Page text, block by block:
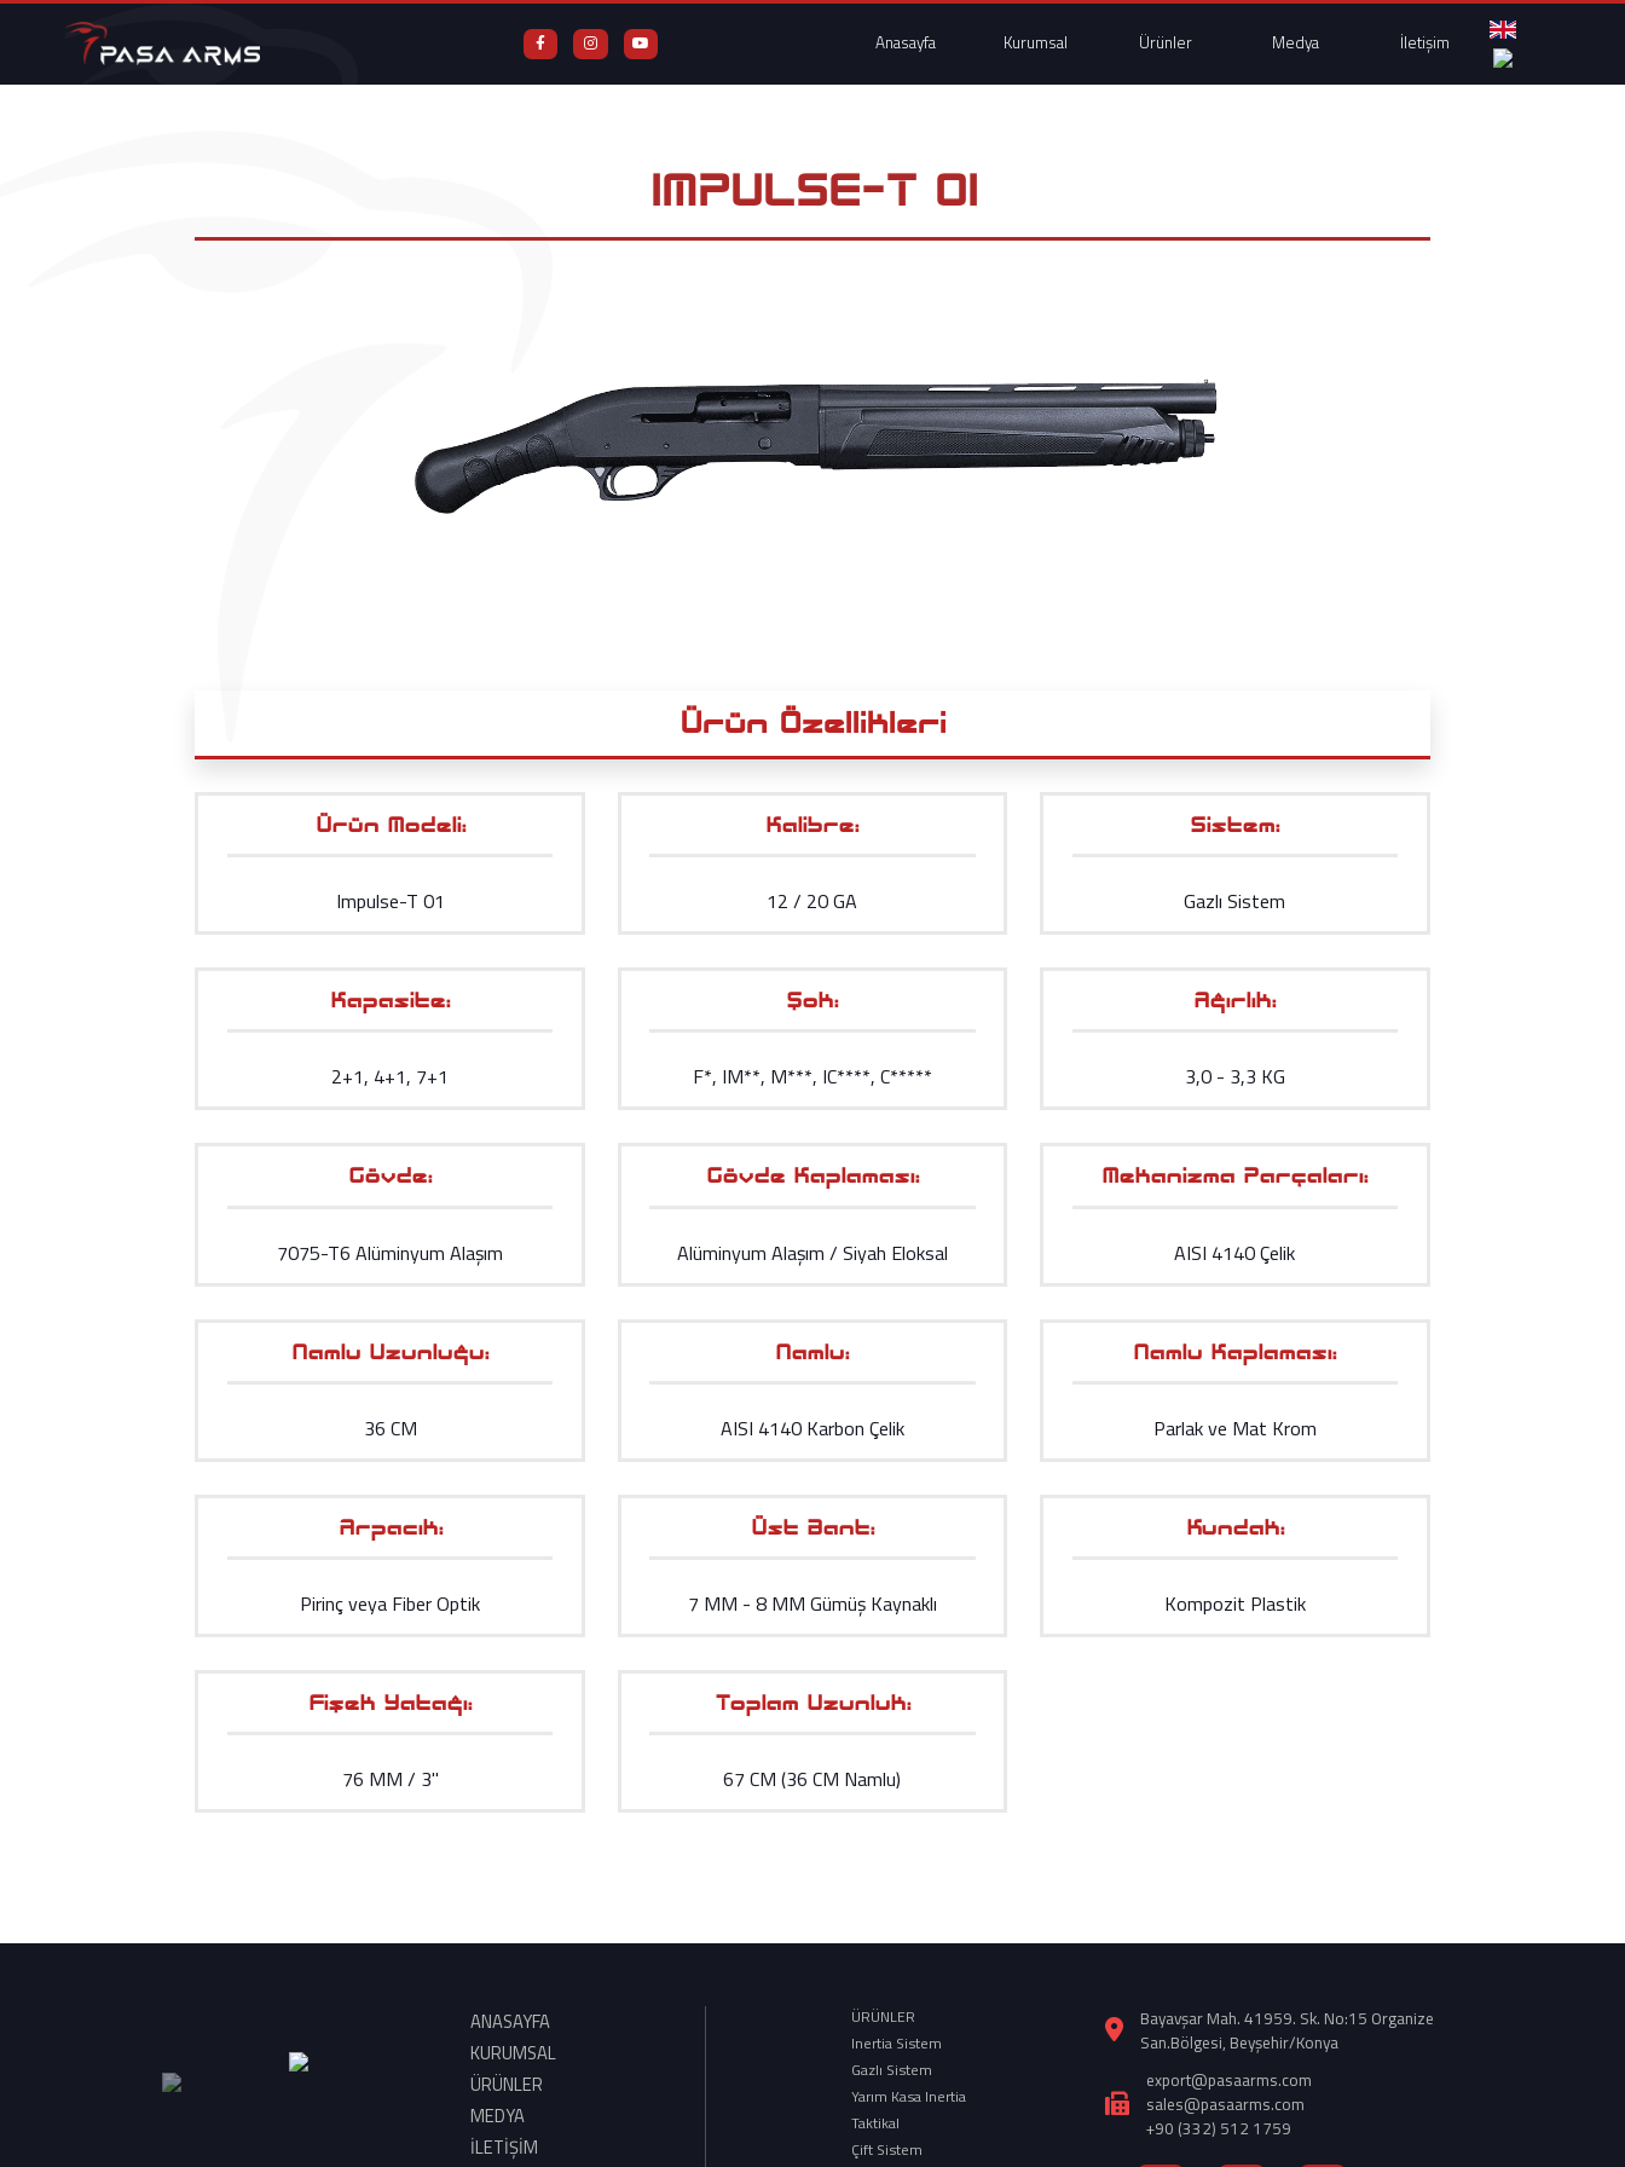
Anasayfa Kurumsal Ürünler Medya İletişim
IMPULSE-T 01
Ürün Özellikleri
Ürün Modeli:
Impulse-T 01
Kalibre:
12 / 20 GA
Sistem:
Gazlı Sistem
Kapasite:
2+1, 4+1, 7+1
Şok:
F*, IM**, M***, IC****, C*****
Ağırlık:
3,0 - 3,3 KG
Gövde:
7075-T6 Alüminyum Alaşım
Gövde Kaplaması:
Alüminyum Alaşım / Siyah Eloksal
Mekanizma Parçaları:
AISI 4140 Çelik
Namlu Uzunluğu:
36 CM
Namlu:
AISI 4140 Karbon Çelik
Namlu Kaplaması:
Parlak ve Mat Krom
Arpacık:
Pirinç veya Fiber Optik
Üst Bant:
7 MM - 8 MM Gümüş Kaynaklı
Kundak:
Kompozit Plastik
Fişek Yatağı:
76 MM / 3''
Toplam Uzunluk:
67 CM (36 CM Namlu)
ANASAYFA
KURUMSAL
ÜRÜNLER
MEDYA
İLETİŞİM
ÜRÜNLER
Inertia Sistem
Gazlı Sistem
Yarım Kasa Inertia
Taktikal
Çift Sistem
Bayavşar Mah. 41959. Sk. No:15 Organize
San.Bölgesi, Beyşehir/Konya
export@pasaarms.com
sales@pasaarms.com
+90 (332) 512 1759